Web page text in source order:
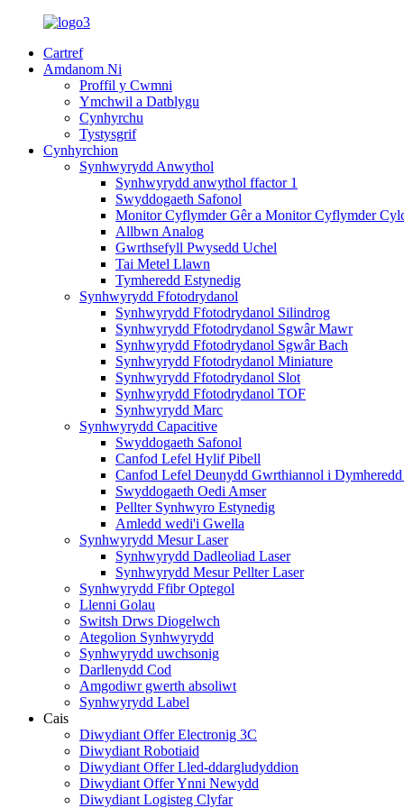
Cartref
Amdanom Ni
Proffil y Cwmni
Ymchwil a Datblygu
Cynhyrchu
Tystysgrif
Cynhyrchion
Synhwyrydd Anwythol
Synhwyrydd anwythol ffactor 1
Swyddogaeth Safonol
Monitor Cyflymder Gêr a Monitor Cyflymder
Allbwn Analog
Gwrthsefyll Pwysedd Uchel
Tai Metel Llawn
Tymheredd Estynedig
Synhwyrydd Ffotodrydanol
Synhwyrydd Ffotodrydanol Silindrog
Synhwyrydd Ffotodrydanol Sgwâr Mawr
Synhwyrydd Ffotodrydanol Sgwâr Bach
Synhwyrydd Ffotodrydanol Miniature
Synhwyrydd Ffotodrydanol Slot
Synhwyrydd Ffotodrydanol TOF
Synhwyrydd Marc
Synhwyrydd Capacitive
Swyddogaeth Safonol
Canfod Lefel Hylif Pibell
Canfod Lefel Deunydd Gwrthiannol i
Swyddogaeth Oedi Amser
Pellter Synhwyro Estynedig
Amledd wedi'i Gwella
Synhwyrydd Mesur Laser
Synhwyrydd Dadleoliad Laser
Synhwyrydd Mesur Pellter Laser
Synhwyrydd Ffibr Optegol
Llenni Golau
Switsh Drws Diogelwch
Ategolion Synhwyrydd
Synhwyrydd uwchsonig
Darllenydd Cod
Amgodiwr gwerth absoliwt
Synhwyrydd Label
Cais
Diwydiant Offer Electronig 3C
Diwydiant Robotiaid
Diwydiant Offer Lled-ddargludyddion
Diwydiant Offer Ynni Newydd
Diwydiant Logisteg Clyfar